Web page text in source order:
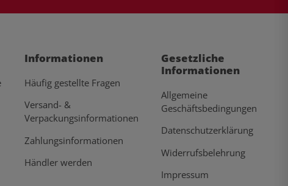
Informationen
Häufig gestellte Fragen
Versand- &
Verpackungsinformationen
Zahlungsinformationen
Händler werden
Gesetzliche
Informationen
Allgemeine
Geschäftsbedingungen
Datenschutzerklärung
Widerrufsbelehrung
Impressum